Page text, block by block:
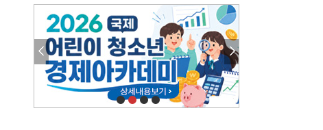
10 부산 청소년 극지탐험대 8인, 열흘간 북극
구석구석 누빈다